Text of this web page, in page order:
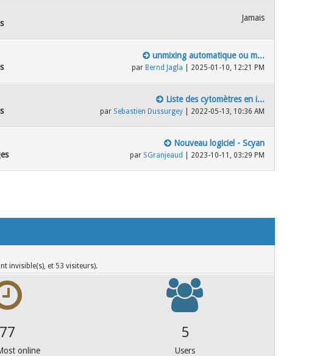
Jamais
unmixing automatique ou m...
par Bernd Jagla | 2025-01-10, 12:21 PM
Liste des cytomètres en i...
par Sebastien Dussurgey | 2022-05-13, 10:36 AM
Nouveau logiciel - Scyan
par SGranjeaud | 2023-10-11, 03:29 PM
invisible(s), et 53 visiteurs).
612
online
38
Users